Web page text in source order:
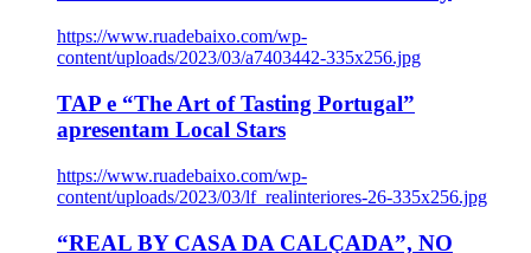
https://www.ruadebaixo.com/wp-
content/uploads/2023/03/a7403442-335x256.jpg
TAP e “The Art of Tasting Portugal”
apresentam Local Stars
https://www.ruadebaixo.com/wp-
content/uploads/2023/03/lf_realinteriores-26-335x256.jpg
“REAL BY CASA DA CALÇADA”, NO